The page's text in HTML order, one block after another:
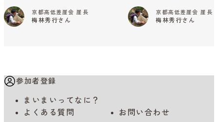
京都高低差崖会 崖長
梅林秀行さん
京都高低差崖会 崖長
梅林秀行さん
参加者登録
まいまいってなに？
よくある質問
お問い合わせ